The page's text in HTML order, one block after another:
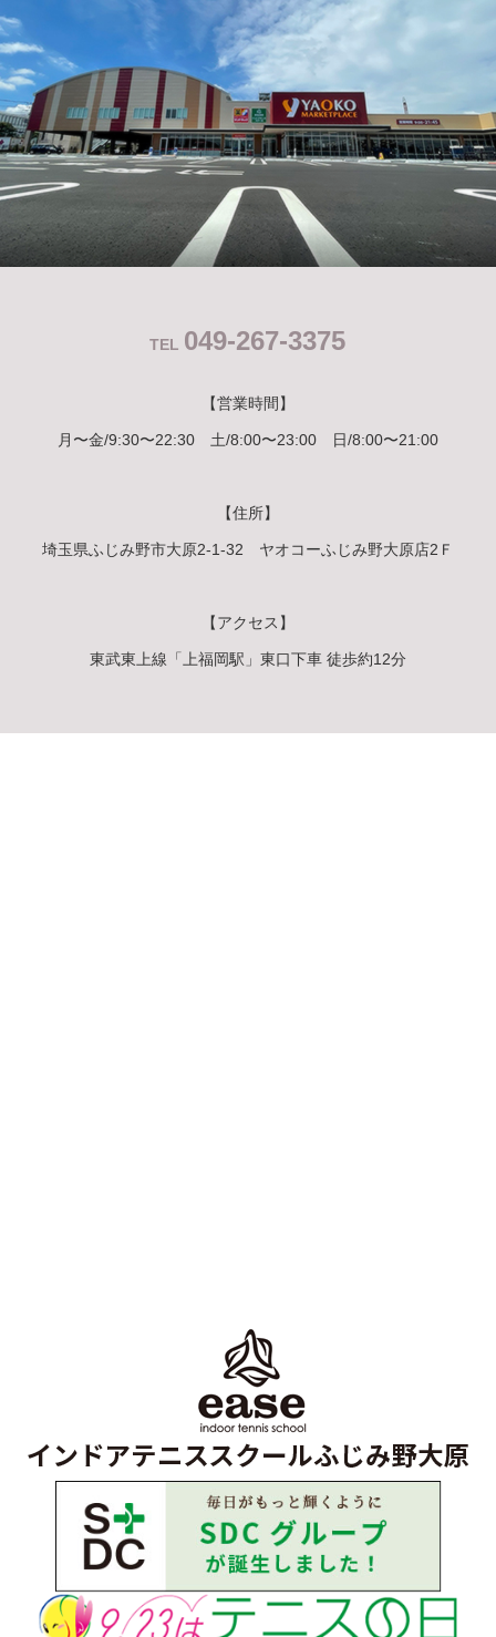
TEL 049-267-3375
【営業時間】
月〜金/9:30〜22:30 土/8:00〜23:00 日/8:00〜21:00
【住所】
埼玉県ふじみ野市大原2-1-32 ヤオコーふじみ野大原店2Ｆ
【アクセス】
東武東上線「上福岡駅」東口下車 徒歩約12分